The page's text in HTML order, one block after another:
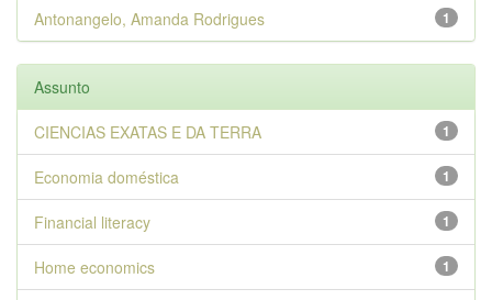
1
Antonangelo, Amanda Rodrigues
Assunto
1
CIENCIAS EXATAS E DA TERRA
1
Economia doméstica
1
Financial literacy
1
Home economics